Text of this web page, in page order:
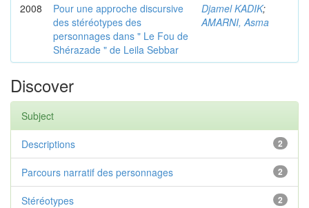
2008
Pour une approche discursive
des stéréotypes des
personnages dans " Le Fou de
Shérazade " de Leila Sebbar
Djamel KADIK;
AMARNI, Asma
Discover
Subject
2
Descriptions
2
Parcours narratif des personnages
2
Stéréotypes